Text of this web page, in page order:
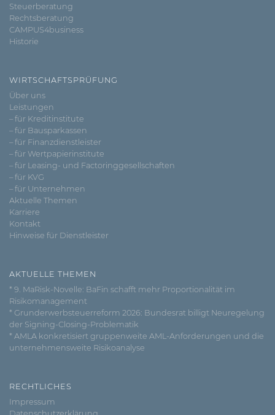
Steuerberatung
Rechtsberatung
CAMPUS4business
Historie
WIRTSCHAFTSPRÜFUNG
Über uns
Leistungen
– für Kreditinstitute
– für Bausparkassen
– für Finanzdienstleister
– für Wertpapierinstitute
– für Leasing- und Factoringgesellschaften
– für KVG
– für Unternehmen
Aktuelle Themen
Karriere
Kontakt
Hinweise für Dienstleister
AKTUELLE THEMEN
* 9. MaRisk-Novelle: BaFin schafft mehr Proportionalität im
Risikomanagement
* Grunderwerbsteuerreform 2026: Bundesrat billigt Neuregelung
der Signing-Closing-Problematik
* AMLA konkretisiert gruppenweite AML-Anforderungen und die
unternehmensweite Risikoanalyse
RECHTLICHES
Impressum